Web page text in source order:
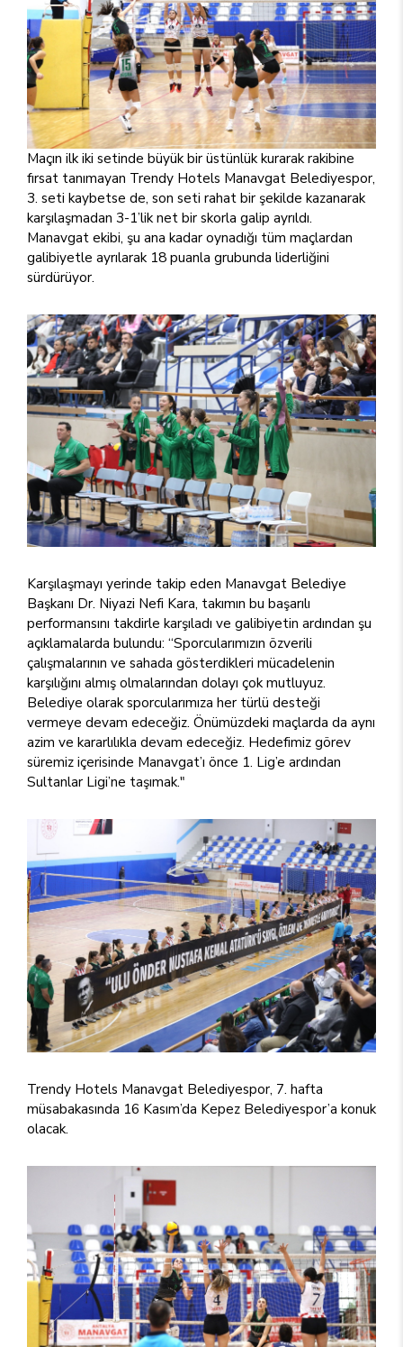
Maçın ilk iki setinde büyük bir üstünlük kurarak rakibine
fırsat tanımayan Trendy Hotels Manavgat Belediyespor,
3. seti kaybetse de, son seti rahat bir şekilde kazanarak
karşılaşmadan 3-1’lik net bir skorla galip ayrıldı.
Manavgat ekibi, şu ana kadar oynadığı tüm maçlardan
galibiyetle ayrılarak 18 puanla grubunda liderliğini
sürdürüyor.
Karşılaşmayı yerinde takip eden Manavgat Belediye
Başkanı Dr. Niyazi Nefi Kara, takımın bu başarılı
performansını takdirle karşıladı ve galibiyetin ardından şu
açıklamalarda bulundu: “Sporcularımızın özverili
çalışmalarının ve sahada gösterdikleri mücadelenin
karşılığını almış olmalarından dolayı çok mutluyuz.
Belediye olarak sporcularımıza her türlü desteği
vermeye devam edeceğiz. Önümüzdeki maçlarda da aynı
azim ve kararlılıkla devam edeceğiz. Hedefimiz görev
süremiz içerisinde Manavgat’ı önce 1. Lig’e ardından
Sultanlar Ligi’ne taşımak."
Trendy Hotels Manavgat Belediyespor, 7. hafta
müsabakasında 16 Kasım’da Kepez Belediyespor’a konuk
olacak.